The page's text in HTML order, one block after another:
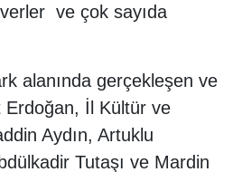
ve çok sayıda
gerçekleşen ve
İl Kültür ve
Aydın, Artuklu
Tutaşı ve Mardin